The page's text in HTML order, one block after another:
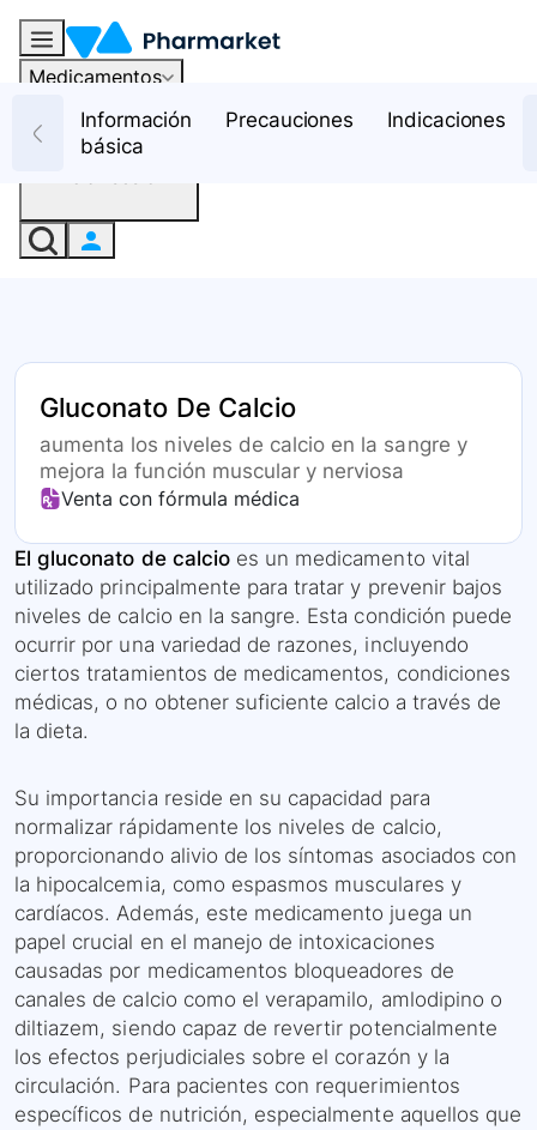
Medicamentos
RecursosInformación
básica
Precauciones Indicaciones
Gluconato De Calcio
aumenta los niveles de calcio en la sangre y
mejora la función muscular y nerviosa
Venta con fórmula médica
El gluconato de calcioes un medicamento vital
utilizado principalmente para tratar y prevenir bajos
niveles de calcio en la sangre. Esta condición puede
ocurrir por una variedad de razones, incluyendo
ciertos tratamientos de medicamentos, condiciones
médicas, o no obtener suficiente calcio a través de
la dieta.
Su importancia reside en su capacidad para
normalizar rápidamente los niveles de calcio,
proporcionando alivio de los síntomas asociados con
la hipocalcemia, como espasmos musculares y
cardíacos. Además, este medicamento juega un
papel crucial en el manejo de intoxicaciones
causadas por medicamentos bloqueadores de
canales de calcio como el verapamilo, amlodipino o
diltiazem, siendo capaz de revertir potencialmente
los efectos perjudiciales sobre el corazón y la
circulación. Para pacientes con requerimientos
específicos de nutrición, especialmente aquellos que